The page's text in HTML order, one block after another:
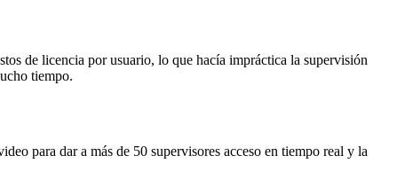
de licencia por usuario, lo que hacía impráctica la supervisión
tiempo.
para dar a más de 50 supervisores acceso en tiempo real y la